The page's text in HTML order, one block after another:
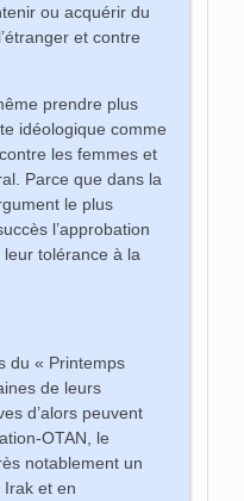
ou acquérir du
et contre
prendre plus
idéologique comme
les femmes et
Parce que dans la
le plus
l’approbation
tolérance à la
du « Printemps
de leurs
d’alors peuvent
OTAN, le
notablement un
et en